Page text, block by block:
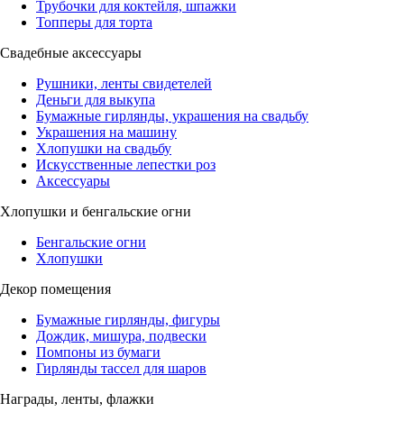
Трубочки для коктейля, шпажки
Топперы для торта
Свадебные аксессуары
Рушники, ленты свидетелей
Деньги для выкупа
Бумажные гирлянды, украшения на свадьбу
Украшения на машину
Хлопушки на свадьбу
Искусственные лепестки роз
Аксессуары
Хлопушки и бенгальские огни
Бенгальские огни
Хлопушки
Декор помещения
Бумажные гирлянды, фигуры
Дождик, мишура, подвески
Помпоны из бумаги
Гирлянды тассел для шаров
Награды, ленты, флажки